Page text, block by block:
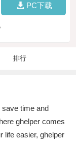
PC下载
排行
time and
ghelper comes
life easier, ghelper